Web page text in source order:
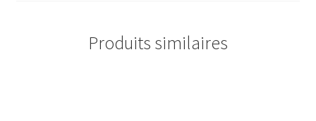
Produits similaires